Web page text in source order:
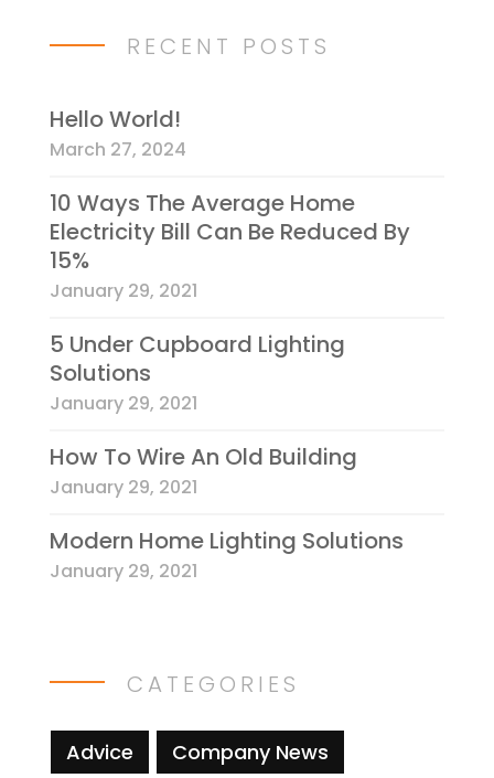
RECENT POSTS
Hello World!
March 27, 2024
10 Ways The Average Home
Electricity Bill Can Be Reduced By
15%
January 29, 2021
5 Under Cupboard Lighting
Solutions
January 29, 2021
How To Wire An Old Building
January 29, 2021
Modern Home Lighting Solutions
January 29, 2021
CATEGORIES
Advice
Company News